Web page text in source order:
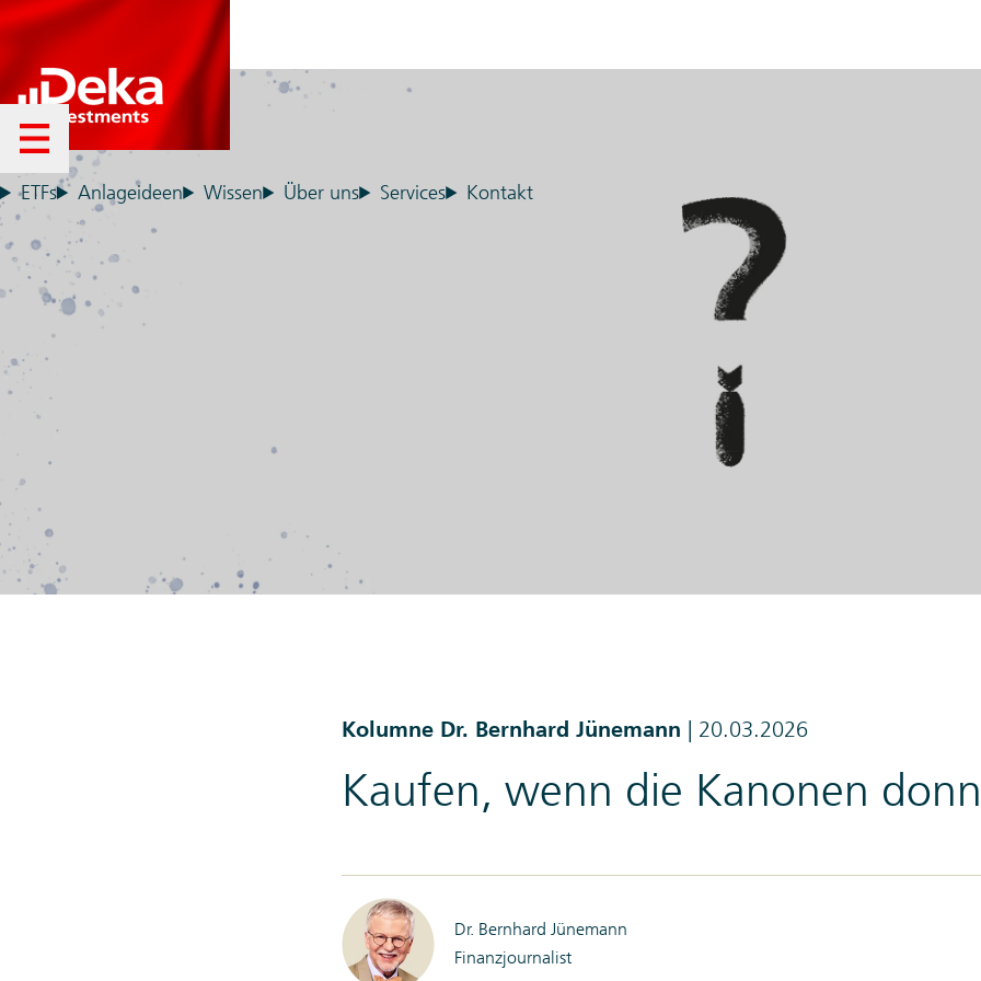
Menü öffnen
ETFs
Anlageideen Wissen Über uns Services Kontakt
Kolumne Dr. Bernhard Jünemann | 20.03.2026
Kaufen, wenn die Kanonen
Dr. Bernhard Jünemann
Finanzjournalist